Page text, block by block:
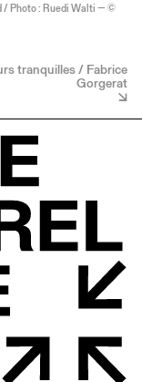
/ Photo : Ruedi Walti — ©
tranquilles / Fabrice
Gorgerat